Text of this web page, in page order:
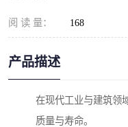
阅 读 量： 168
产品描述
在现代工业与建筑领
质量与寿命。